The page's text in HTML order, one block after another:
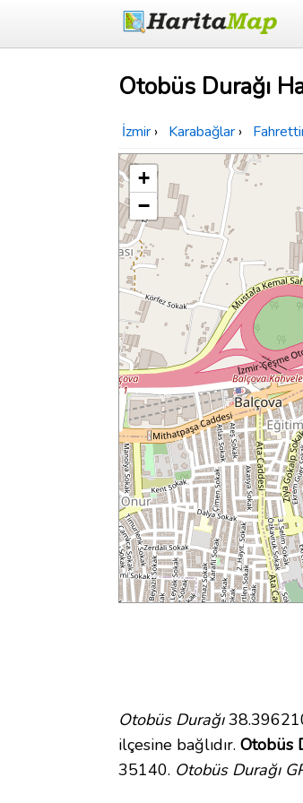
Otobüs Durağı
İzmir › Karabağlar ›
+
−
Otobüs Durağı
ilçesine bağlıdır. Otobüs
35140. Otobüs Durağı